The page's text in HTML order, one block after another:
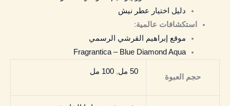
دليل اختيار عطر نيش
استكشافات عالمية:
موقع إبراهيم القرشي الرسمي
Fragrantica – Blue Diamond Aqua
حجم العبوة
50 مل , 100 مل